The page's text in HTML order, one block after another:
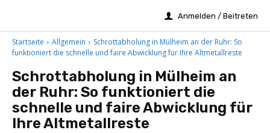
Anmelden / Beitreten
Startseite Allgemein
Schrottabholung in Mülheim an der Ruhr: So
funktioniert die schnelle und faire Abwicklung für Ihre Altmetallreste
Schrottabholung in Mülheim an
der Ruhr: So funktioniert die
schnelle und faire Abwicklung für
Ihre Altmetallreste